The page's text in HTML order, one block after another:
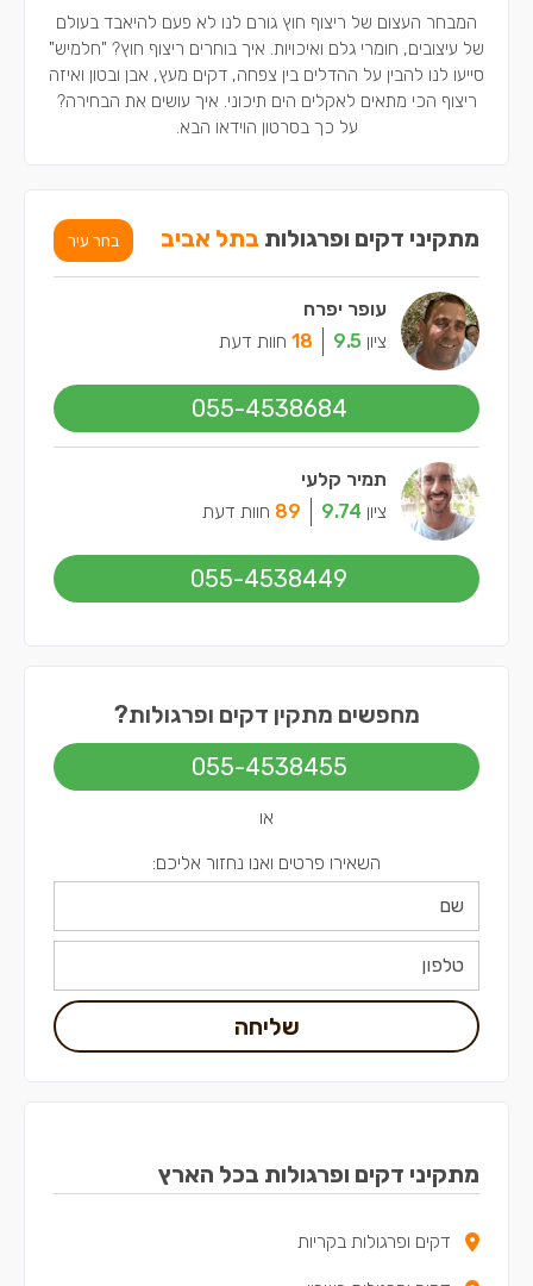
המבחר העצום של ריצוף חוץ גורם לנו לא פעם להיאבד בעולם
של עיצובים, חומרי גלם ואיכויות. איך בוחרים ריצוף חוץ? "חלמיש"
סייעו לנו להבין על ההדלים בין צפחה, דקים מעץ, אבן ובטון ואיזה
ריצוף הכי מתאים לאקלים הים תיכוני. איך עושים את הבחירה?
על כך בסרטון הוידאו הבא.
מתקיני דקים ופרגולות בתל אביב בחר עיר
עופר יפרח
ציון 9.5
18 חוות דעת
055-4538684
תמיר קלעי
ציון 9.74
89 חוות דעת
055-4538449
מחפשים מתקין דקים ופרגולות?
055-4538455
או
השאירו פרטים ואנו נחזור אליכם:
שליחה
מתקיני דקים ופרגולות בכל הארץ
דקים ופרגולות בקריות